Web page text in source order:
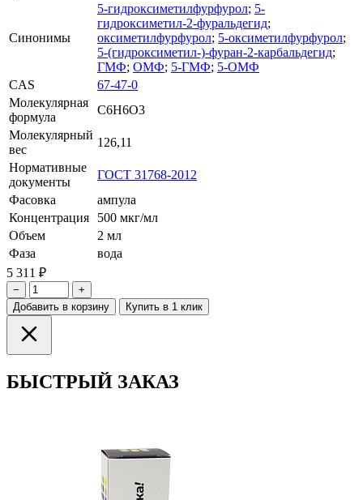
Синонимы
5-гидроксиметилфурфурол; 5-
гидроксиметил-2-фуральдегид;
оксиметилфурфурол; 5-оксиметилфурфурол;
5-(гидроксиметил-)-фуран-2-карбальдегид;
ГМФ; ОМФ; 5-ГМФ; 5-ОМФ
CAS
67-47-0
Молекулярная
формула
C6H6O3
Молекулярный
вес
126,11
Нормативные
документы
ГОСТ 31768-2012
Фасовка
ампула
Концентрация
500 мкг/мл
Объем
2 мл
Фаза
вода
5 311 ₽
−
+
Добавить в корзину
Купить в 1 клик
БЫСТРЫЙ ЗАКАЗ